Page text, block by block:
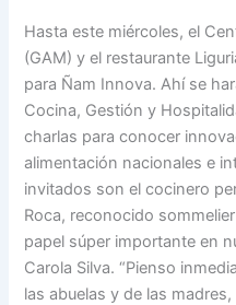
Hasta este miércoles, el
(GAM) y el restaurante
para Ñam Innova. Ahí se
Cocina, Gestión y
charlas para conocer
alimentación nacionales e
invitados son el cocinero
Roca, reconocido
papel súper importante en
Carola Silva. “Pienso
las abuelas y de las